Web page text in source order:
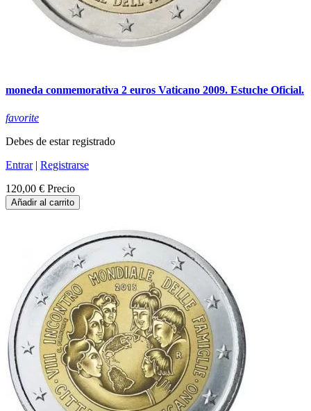
moneda conmemorativa 2 euros Vaticano 2009. Estuche Oficial.
favorite
Debes de estar registrado
Entrar| Registrarse
120,00 € Precio
Añadir al carrito